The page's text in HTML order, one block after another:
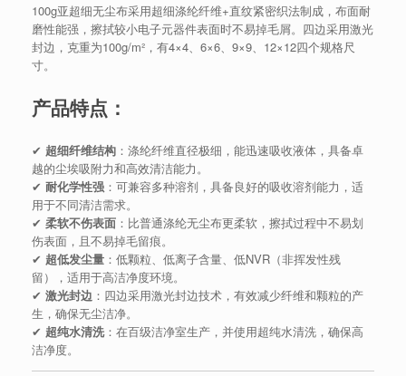
100g亚超细无尘布采用超细涤纶纤维+直纹紧密织法制成，布面耐
磨性能强，擦拭较小电子元器件表面时不易掉毛屑。四边采用激光
封边，克重为100g/m²，有4×4、6×6、9×9、12×12四个规格尺
寸。
产品特点：
✔ 超细纤维结构 ：涤纶纤维直径极细，能迅速吸收液体，具备卓
越的尘埃吸附力和高效清洁能力。
✔ 耐化学性强 ：可兼容多种溶剂，具备良好的吸收溶剂能力，适
用于不同清洁需求。
✔ 柔软不伤表面 ：比普通涤纶无尘布更柔软，擦拭过程中不易划
伤表面，且不易掉毛留痕。
✔ 超低发尘量 ：低颗粒、低离子含量、低NVR（非挥发性残
留），适用于高洁净度环境。
✔ 激光封边 ：四边采用激光封边技术，有效减少纤维和颗粒的产
生，确保无尘洁净。
✔ 超纯水清洗：在百级洁净室生产，并使用超纯水清洗，确保高
洁净度。